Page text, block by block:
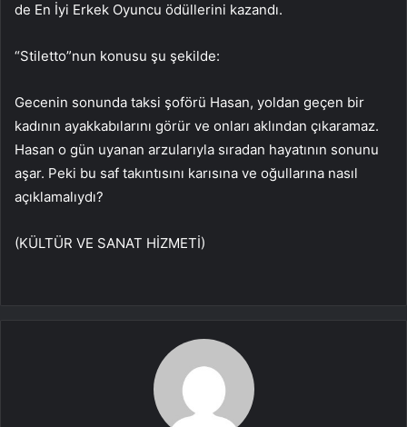
de En İyi Erkek Oyuncu ödüllerini kazandı.
“Stiletto”nun konusu şu şekilde:
Gecenin sonunda taksi şoförü Hasan, yoldan geçen bir
kadının ayakkabılarını görür ve onları aklından çıkaramaz.
Hasan o gün uyanan arzularıyla sıradan hayatının sonunu
aşar. Peki bu saf takıntısını karısına ve oğullarına nasıl
açıklamalıydı?
(KÜLTÜR VE SANAT HİZMETİ)